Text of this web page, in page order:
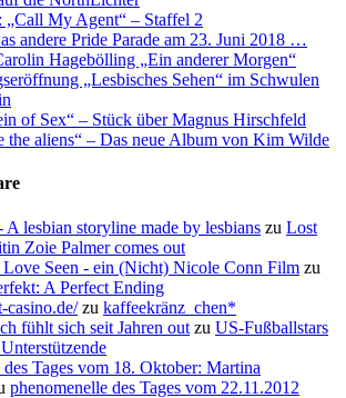
A lesbian storyline made by lesbians zu Lost
Zoie Palmer comes out
Seen - ein (Nicht) Nicole Conn Film zu
A Perfect Ending
casino.de/zu kaffeekränz_chen*
fühlt sich seit Jahren out zu US-Fußballstars
Tages vom 18. Oktober: Martina
phenomenelle des Tages vom 22.11.2012